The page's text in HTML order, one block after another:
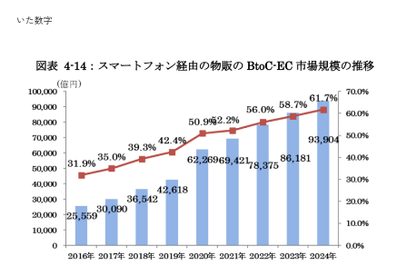
いた数字